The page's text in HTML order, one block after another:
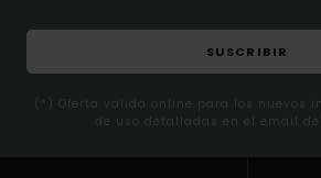
SUSCRIBIR
(*) Oferta valida online para los nuevos
de uso detalladas en el email